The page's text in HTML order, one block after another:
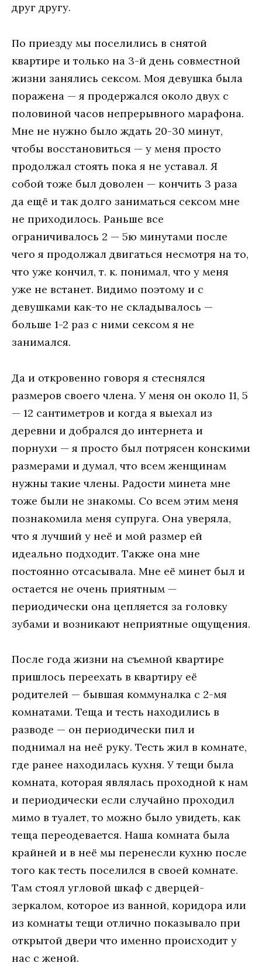
друг другу.
По приезду мы поселились в снятой
квартире и только на 3-й день совместной
жизни занялись сексом. Моя девушка была
поражена — я продержался около двух с
половиной часов непрерывного марафона.
Мне не нужно было ждать 20-30 минут,
чтобы восстановиться — у меня просто
продолжал стоять пока я не уставал. Я
собой тоже был доволен — кончить 3 раза
да ещё и так долго заниматься сексом мне
не приходилось. Раньше все
ограничивалось 2 — 5ю минутами после
чего я продолжал двигаться несмотря на то,
что уже кончил, т. к. понимал, что у меня
уже не встанет. Видимо поэтому и с
девушками как-то не складывалось —
больше 1-2 раз с ними сексом я не
занимался.
Да и откровенно говоря я стеснялся
размеров своего члена. У меня он около 11, 5
— 12 сантиметров и когда я выехал из
деревни и добрался до интернета и
порнухи — я просто был потрясен конскими
размерами и думал, что всем женщинам
нужны такие члены. Радости минета мне
тоже были не знакомы. Со всем этим меня
познакомила меня супруга. Она уверяла,
что я лучший у неё и мой размер ей
идеально подходит. Также она мне
постоянно отсасывала. Мне её минет был и
остается не очень приятным —
периодически она цепляется за головку
зубами и возникают неприятные ощущения.
После года жизни на съемной квартире
пришлось переехать в квартиру её
родителей — бывшая коммуналка с 2-мя
комнатами. Теща и тесть находились в
разводе — он периодически пил и
поднимал на неё руку. Тесть жил в комнате,
где ранее находилась кухня. У тещи была
комната, которая являлась проходной к нам
и периодически если случайно проходил
мимо в туалет, то можно было увидеть, как
теща переодевается. Наша комната была
крайней и в неё мы перенесли кухню после
того как тесть поселился в своей комнате.
Там стоял угловой шкаф с дверцей-
зеркалом, которое из ванной, коридора или
из комнаты тещи отлично показывало при
открытой двери что именно происходит у
нас с женой.